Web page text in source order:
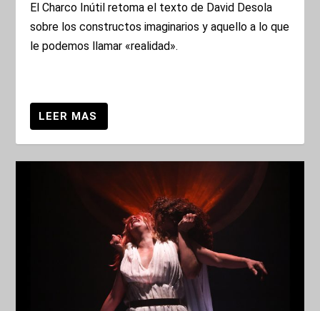
El Charco Inútil retoma el texto de David Desola
sobre los constructos imaginarios y aquello a lo que
le podemos llamar «realidad».